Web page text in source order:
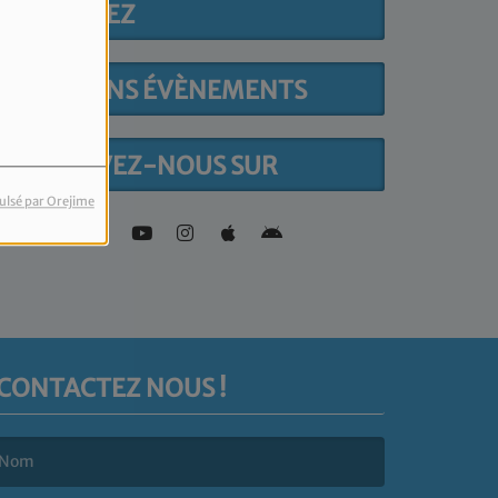
par Orejime
PARTICIPEZ
PROCHAINS ÉVÈNEMENTS
NOUS SUR
NOUS !